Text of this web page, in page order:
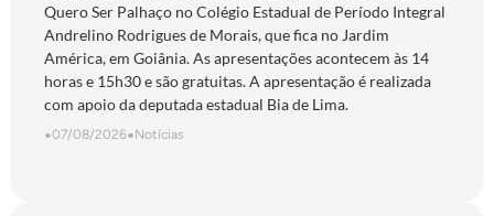
Quero Ser Palhaço no Colégio Estadual de Período Integral
Andrelino Rodrigues de Morais, que fica no Jardim
América, em Goiânia. As apresentações acontecem às 14
horas e 15h30 e são gratuitas. A apresentação é realizada
com apoio da deputada estadual Bia de Lima.
•07/08/2026•Notícias